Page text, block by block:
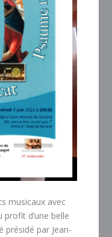
musicaux avec
d’une belle
présidé par Jean-